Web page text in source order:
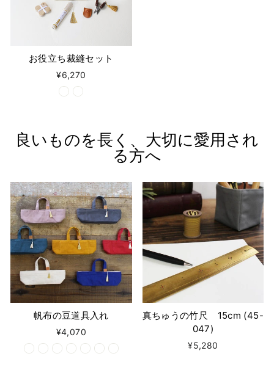
お役立ち裁縫セット
¥6,270
良いものを長く、大切に愛用され
る方へ
帆布の豆道具入れ
¥4,070
真ちゅうの竹尺 15cm (45-
047)
¥5,280